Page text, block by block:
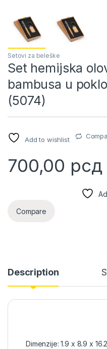
Setovi za beleške
Set hemijska
bambusa u
(5074)
Add to wishlist
700,00 рсд
Compare
Description
Dimenzije: 1.9 x 8.9 x